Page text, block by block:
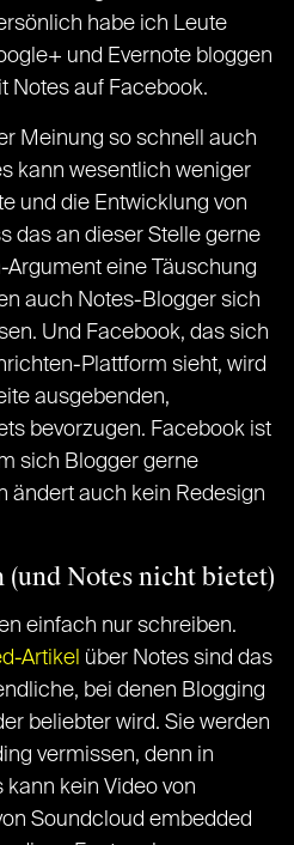
habe ich Leute
und Evernote bloggen
Notes auf Facebook.
Meinung so schnell auch
kann wesentlich weniger
und die Entwicklung von
das an dieser Stelle gerne
eine Täuschung
auch Notes-Blogger sich
Und Facebook, das sich
Plattform sieht, wird
ausgebenden,
bevorzugen. Facebook ist
sich Blogger gerne
ändert auch kein Redesign
Notes nicht bietet)
einfach nur schreiben.
Artikel über Notes sind das
bei denen Blogging
beliebter wird. Sie werden
vermissen, denn in
kein Video von
Soundcloud embedded